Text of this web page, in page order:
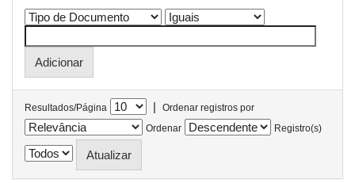
Resultados/Página |
Ordenar registros por
Ordenar
Registro(s)